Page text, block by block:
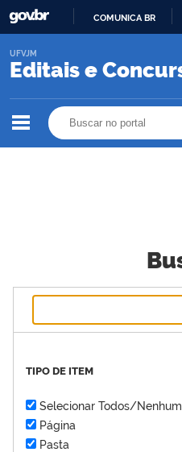
COMUNICA BR
Editais e
UFVJM
TIPO DE ITEM
Selecionar Todos/Nenhum
Página
Pasta